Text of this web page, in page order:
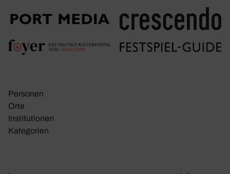
Personen
Orte
Insti­tu­tionen
Kate­go­rien